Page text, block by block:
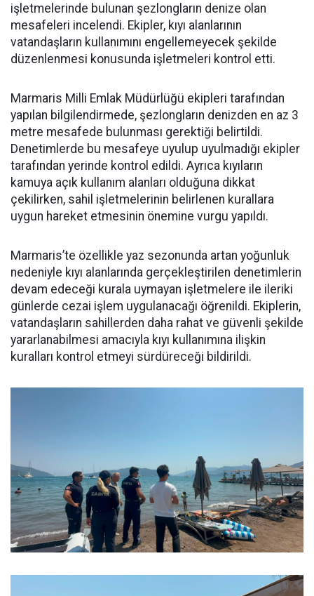
işletmelerinde bulunan şezlongların denize olan
mesafeleri incelendi. Ekipler, kıyı alanlarının
vatandaşların kullanımını engellemeyecek şekilde
düzenlenmesi konusunda işletmeleri kontrol etti.
Marmaris Milli Emlak Müdürlüğü ekipleri tarafından
yapılan bilgilendirmede, şezlongların denizden en az 3
metre mesafede bulunması gerektiği belirtildi.
Denetimlerde bu mesafeye uyulup uyulmadığı ekipler
tarafından yerinde kontrol edildi. Ayrıca kıyıların
kamuya açık kullanım alanları olduğuna dikkat
çekilirken, sahil işletmelerinin belirlenen kurallara
uygun hareket etmesinin önemine vurgu yapıldı.
Marmaris’te özellikle yaz sezonunda artan yoğunluk
nedeniyle kıyı alanlarında gerçekleştirilen denetimlerin
devam edeceği kurala uymayan işletmelere ile ileriki
günlerde cezai işlem uygulanacağı öğrenildi. Ekiplerin,
vatandaşların sahillerden daha rahat ve güvenli şekilde
yararlanabilmesi amacıyla kıyı kullanımına ilişkin
kuralları kontrol etmeyi sürdüreceği bildirildi.